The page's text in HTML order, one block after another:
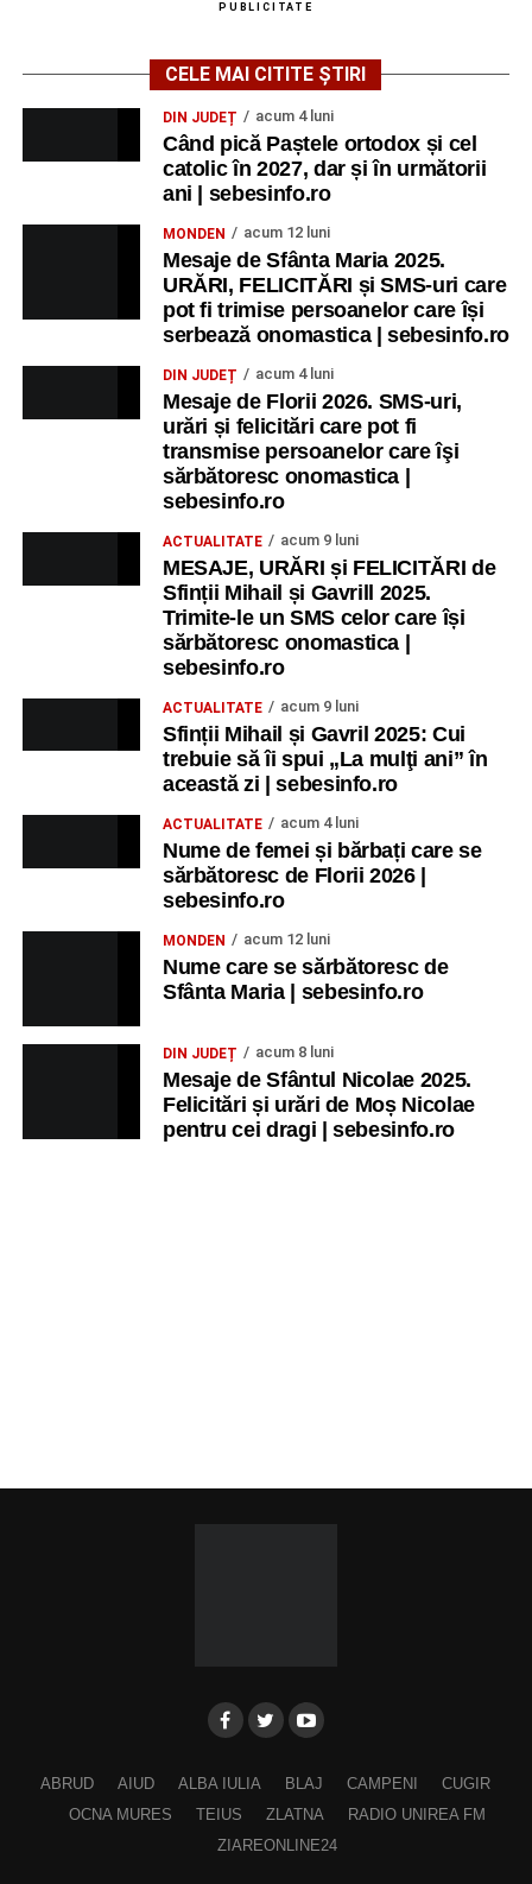
PUBLICITATE
CELE MAI CITITE ȘTIRI
DIN JUDEȚ acum 4 luni
Când pică Paștele ortodox și cel
catolic în 2027, dar și în următorii
ani | sebesinfo.ro
MONDEN acum 12 luni
Mesaje de Sfânta Maria 2025.
URĂRI, FELICITĂRI și SMS-uri care
pot fi trimise persoanelor care își
serbează onomastica | sebesinfo.ro
DIN JUDEȚ acum 4 luni
Mesaje de Florii 2026. SMS-uri,
urări și felicitări care pot fi
transmise persoanelor care îşi
sărbătoresc onomastica |
sebesinfo.ro
ACTUALITATE acum 9 luni
MESAJE, URĂRI și FELICITĂRI de
Sfinții Mihail și Gavrill 2025.
Trimite-le un SMS celor care își
sărbătoresc onomastica |
sebesinfo.ro
ACTUALITATE acum 9 luni
Sfinții Mihail și Gavril 2025: Cui
trebuie să îi spui „La mulţi ani” în
această zi | sebesinfo.ro
ACTUALITATE acum 4 luni
Nume de femei și bărbați care se
sărbătoresc de Florii 2026 |
sebesinfo.ro
MONDEN acum 12 luni
Nume care se sărbătoresc de
Sfânta Maria | sebesinfo.ro
DIN JUDEȚ acum 8 luni
Mesaje de Sfântul Nicolae 2025.
Felicitări și urări de Moș Nicolae
pentru cei dragi | sebesinfo.ro
ABRUD AIUD ALBA IULIA BLAJ CAMPENI
CUGIR
OCNA MURES
TEIUS ZLATNA
RADIO UNIREA FM
ZIAREONLINE24